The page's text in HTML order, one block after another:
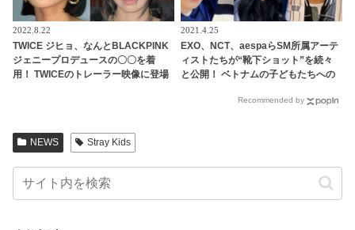
2022.8.22
TWICE ジヒョ、なんとBLACKPINK
ジェニープロデュースの〇〇を着
用！ TWICEのトレーラー映像に登場
2021.4.25
EXO、NCT、aespaらSM所属アーテ
ィストたちが“靴下ショット”を続々
と公開！ ベトナムの子どもたちへの
Recommended by
NEWS Stray Kids